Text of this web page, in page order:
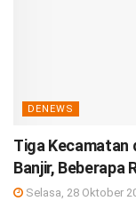
DENEWS
Tiga Kecamatan
Banjir, Beberapa
Selasa, 28 Oktober